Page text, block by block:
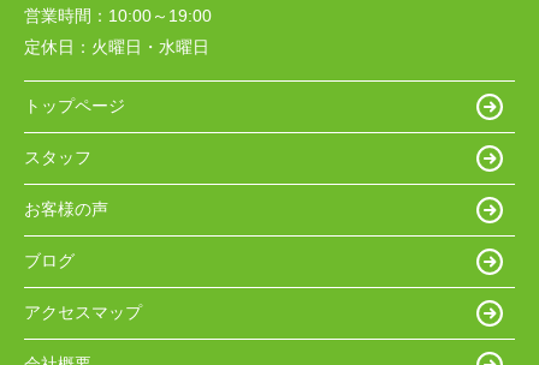
営業時間： 10:00～19:00
定休日： 火曜日・水曜日
トップページ
スタッフ
お客様の声
ブログ
アクセスマップ